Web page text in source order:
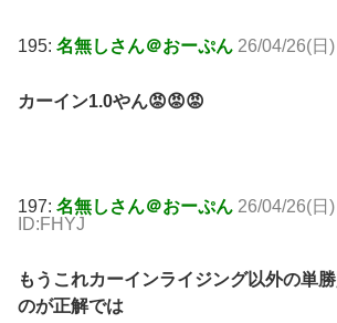
195: 名無しさん＠おーぷん 26/04/26(日
カーイン1.0やん😡😡😡
197: 名無しさん＠おーぷん 26/04/26(日
ID:FHYJ
もうこれカーインライジング以外の単
のが正解では